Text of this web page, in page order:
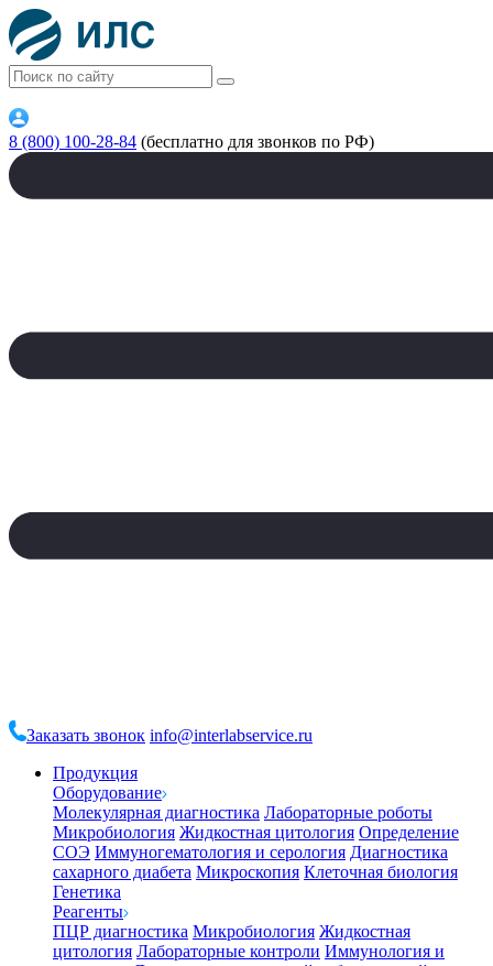
8 (800) 100-28-84 (бесплатно для звонков по РФ)
Заказать звонок info@interlabservice.ru
Продукция
Оборудование
Молекулярная диагностика Лабораторные роботы
Микробиология Жидкостная цитология Определение
СОЭ Иммуногематология и серология Диагностика
сахарного диабета Микроскопия Клеточная биология
Генетика
Реагенты
ПЦР диагностика Микробиология Жидкостная
цитология Лабораторные контроли Иммунология и